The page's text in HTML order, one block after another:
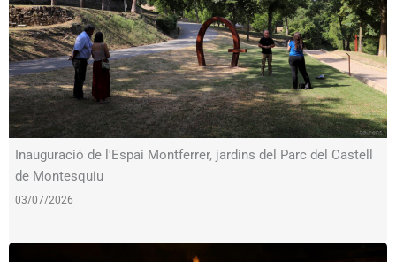
Inauguració de l'Espai Montferrer, jardins del Parc del Castell
de Montesquiu
03/07/2026